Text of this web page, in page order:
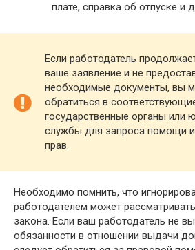
плате, справка об отпуске и
Если работодатель
ваше заявление и не
необходимые документы, вы
обратиться в
государственные органы или
службы для запроса помощи
прав.
Необходимо помнить, что
работодателем может
закона. Если ваш работодатель не
обязанности в отношении выдачи